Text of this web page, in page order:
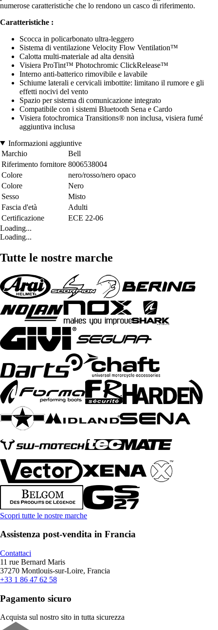
numerose caratteristiche che lo rendono un casco di riferimento.
Caratteristiche :
Scocca in policarbonato ultra-leggero
Sistema di ventilazione Velocity Flow Ventilation™
Calotta multi-materiale ad alta densità
Visiera ProTint™ Photochromic ClickRelease™
Interno anti-batterico rimovibile e lavabile
Schiume laterali e cervicali imbottite: limitano il rumore e gli
effetti nocivi del vento
Spazio per sistema di comunicazione integrato
Compatibile con i sistemi Bluetooth Sena e Cardo
Visiera fotochromica Transitions® non inclusa, visiera fumé
aggiuntiva inclusa
Informazioni aggiuntive
Marchio
Bell
Riferimento fornitore 8006538004
Colore
nero/rosso/nero opaco
Colore
Nero
Sesso
Misto
Fascia d'età
Adulti
Certificazione
ECE 22-06
Loading...
Loading...
Tutte le nostre marche
Scopri tutte le nostre marche
Assistenza post-vendita in Francia
Contattaci
11 rue Bernard Maris
37270 Montlouis-sur-Loire, Francia
+33 1 86 47 62 58
Pagamento sicuro
Acquista sul nostro sito in tutta sicurezza